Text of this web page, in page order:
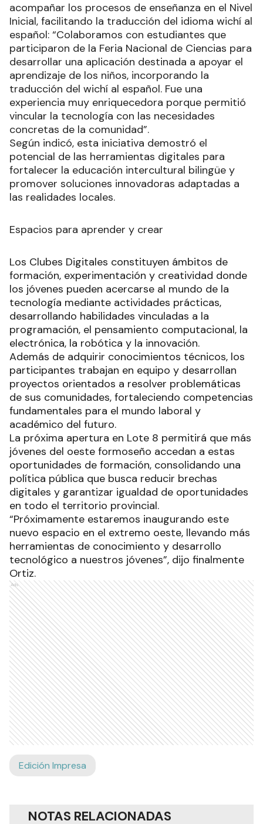
acompañar los procesos de enseñanza en el Nivel
Inicial, facilitando la traducción del idioma wichí al
español: “Colaboramos con estudiantes que
participaron de la Feria Nacional de Ciencias para
desarrollar una aplicación destinada a apoyar el
aprendizaje de los niños, incorporando la
traducción del wichí al español. Fue una
experiencia muy enriquecedora porque permitió
vincular la tecnología con las necesidades
concretas de la comunidad”.
Según indicó, esta iniciativa demostró el
potencial de las herramientas digitales para
fortalecer la educación intercultural bilingüe y
promover soluciones innovadoras adaptadas a
las realidades locales.
Espacios para aprender y crear
Los Clubes Digitales constituyen ámbitos de
formación, experimentación y creatividad donde
los jóvenes pueden acercarse al mundo de la
tecnología mediante actividades prácticas,
desarrollando habilidades vinculadas a la
programación, el pensamiento computacional, la
electrónica, la robótica y la innovación.
Además de adquirir conocimientos técnicos, los
participantes trabajan en equipo y desarrollan
proyectos orientados a resolver problemáticas
de sus comunidades, fortaleciendo competencias
fundamentales para el mundo laboral y
académico del futuro.
La próxima apertura en Lote 8 permitirá que más
jóvenes del oeste formoseño accedan a estas
oportunidades de formación, consolidando una
política pública que busca reducir brechas
digitales y garantizar igualdad de oportunidades
en todo el territorio provincial.
“Próximamente estaremos inaugurando este
nuevo espacio en el extremo oeste, llevando más
herramientas de conocimiento y desarrollo
tecnológico a nuestros jóvenes”, dijo finalmente
Ortiz.
Ads
Edición Impresa
NOTAS RELACIONADAS